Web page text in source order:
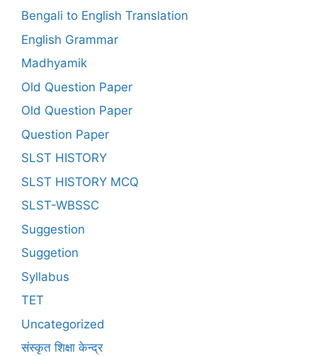
Bengali to English Translation
English Grammar
Madhyamik
Old Question Paper
Old Question Paper
Question Paper
SLST HISTORY
SLST HISTORY MCQ
SLST-WBSSC
Suggestion
Suggetion
Syllabus
TET
Uncategorized
संस्कृत शिक्षा केन्द्र